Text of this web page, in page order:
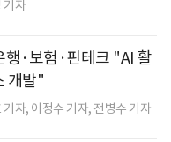
기자
·보험·핀테크 "AI 활
개발"
기자, 이정수 기자, 전병수 기자